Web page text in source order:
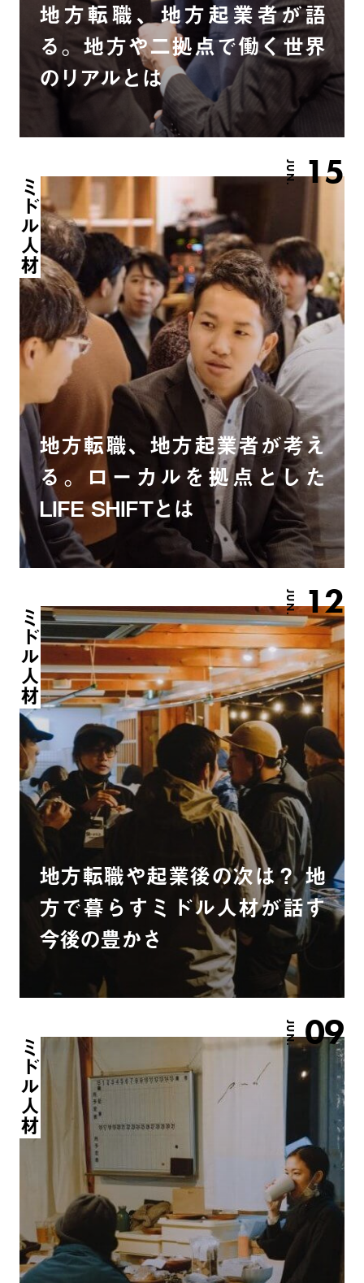
地方転職、地方起業者が語
る。地方や二拠点で働く世界
のリアルとは
JUN. 15
ミドル人材
地方転職、地方起業者が考え
る。ローカルを拠点とした
LIFE SHIFTとは
JUN. 12
ミドル人材
地方転職や起業後の次は？ 地
方で暮らすミドル人材が話す
今後の豊かさ
JUN. 09
ミドル人材